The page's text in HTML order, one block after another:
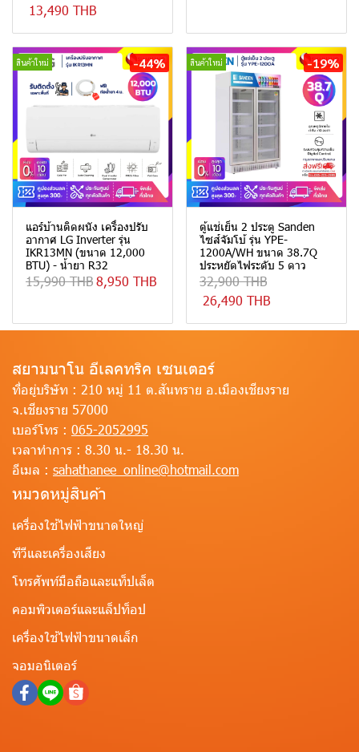
13,490 THB
สินค้าใหม่ -44%
แอร์บ้านติดผนัง เครื่องปรับ
อากาศ LG Inverter รุ่น
IKR13MN (ขนาด 12,000
BTU) - น้ำยา R32
15,990 THB8,950 THB
สินค้าใหม่ -19%
ตู้แช่เย็น 2 ประตู Sanden
ไซส์จัมโบ้ รุ่น YPE-
1200A/WH ขนาด 38.7Q
ประหยัดไฟระดับ 5 ดาว
32,900 THB
26,490 THB
สยามนาโน อีเลคทริค เซนเตอร์
ที่อยู่บริษัท : 210 หมู่ 11 ต.สันทราย อ.เมืองเชียงราย
จ.เชียงราย 57000
เบอร์โทร : 065-2052995
เวลาทำการ : 8.30 น.- 18.30 น.
อีเมล : sahathanee_online@hotmail.com
หมวดหมู่สินค้า
เครื่องใช้ไฟฟ้าขนาดใหญ่
ทีวีและเครื่องเสียง
โทรศัพท์มือถือและแท็ปเล็ต
คอมพิวเตอร์และแล็ปท็อป
เครื่องใช้ไฟฟ้าขนาดเล็ก
จอมอนิเตอร์